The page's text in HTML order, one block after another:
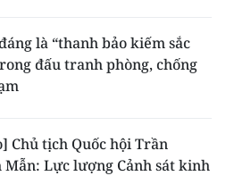
là “thanh bảo kiếm sắc
đấu tranh phòng, chống
Chủ tịch Quốc hội Trần
Mẫn: Lực lượng Cảnh sát kinh